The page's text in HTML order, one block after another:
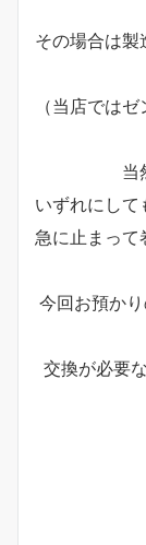
その場合は製
（当店では
当
いずれにして
急に止まって
今回お預か
交換が必要